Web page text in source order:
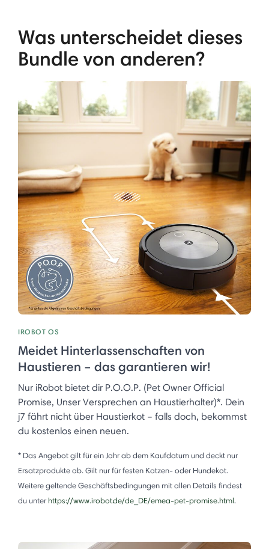
Was unterscheidet dieses
Bundle von anderen?
IROBOT OS
Meidet Hinterlassenschaften von
Haustieren – das garantieren wir!
Nur iRobot bietet dir P.O.O.P. (Pet Owner Official
Promise, Unser Versprechen an Haustierhalter)*. Dein
j7 fährt nicht über Haustierkot – falls doch, bekommst
du kostenlos einen neuen.
* Das Angebot gilt für ein Jahr ab dem Kaufdatum und deckt nur
Ersatzprodukte ab. Gilt nur für festen Katzen- oder Hundekot.
Weitere geltende Geschäftsbedingungen mit allen Details findest
du unter https://www.irobot.de/de_DE/emea-pet-promise.html.